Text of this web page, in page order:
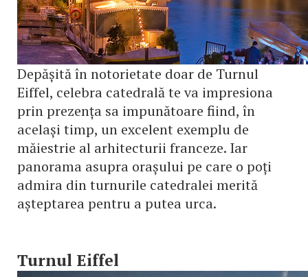
Depășită în notorietate doar de Turnul
Eiffel, celebra catedrală te va impresiona
prin prezența sa impunătoare fiind, în
același timp, un excelent exemplu de
măiestrie al arhitecturii franceze. Iar
panorama asupra orașului pe care o poți
admira din turnurile catedralei merită
așteptarea pentru a putea urca.
Turnul Eiffel